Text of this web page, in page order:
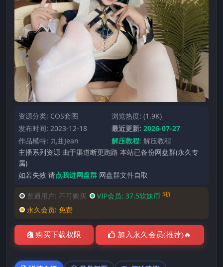
资源分类: COS套图
浏览热度: (1.9K)
发布时间: 2023-12-18
最近更新: 2026-07-27
作品模特: 九曲Jean 解压教程: 解压教程
主播系列资源 由于渠道断更跑路 本站已备份网盘群(永久专
属)
如若失效 请点我进网盘群 网盘群文件自取
普通用户: 不可购买 VIP会员: 37.5软妹币 5折
永久会员: 免费
购买下载权限 加入永久会员(推荐)🔥